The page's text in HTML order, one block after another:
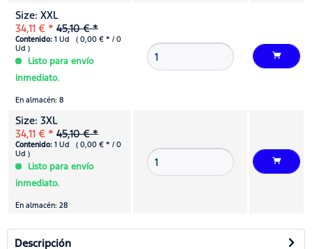
Size: XXL
34,11 € * 45,10 € *
Contenido: 1 Ud ( 0,00 € * / 0
Ud )
Listo para envío
inmediato.
En almacén: 8
Size: 3XL
34,11 € * 45,10 € *
Contenido: 1 Ud ( 0,00 € * / 0
Ud )
Listo para envío
inmediato.
En almacén: 28
Descripción